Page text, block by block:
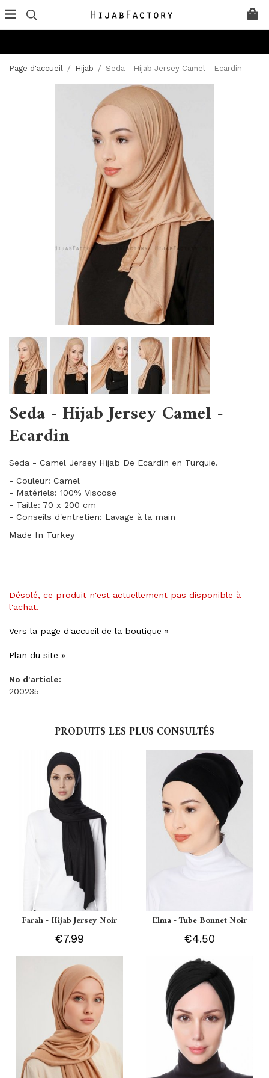
Page d'accueil / Hijab / Seda - Hijab Jersey Camel - Ecardin
Seda - Hijab Jersey Camel -
Ecardin
Seda - Camel Jersey Hijab De Ecardin en Turquie.
- Couleur: Camel
- Matériels: 100% Viscose
- Taille: 70 x 200 cm
- Conseils d'entretien: Lavage à la main
Made In Turkey
Désolé, ce produit n'est actuellement pas disponible à
l'achat.
Vers la page d'accueil de la boutique »
Plan du site »
No d'article:
200235
PRODUITS LES PLUS CONSULTÉS
Farah - Hijab Jersey Noir
€7.99
Elma - Tube Bonnet Noir
€4.50